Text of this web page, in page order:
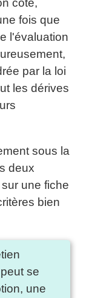
fois que
l'évaluation
par la loi
les dérives
sous la
deux
une fiche
bien
se
une